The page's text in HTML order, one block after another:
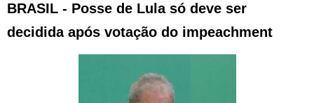
BRASIL - Posse de Lula só deve ser
decidida após votação do impeachment